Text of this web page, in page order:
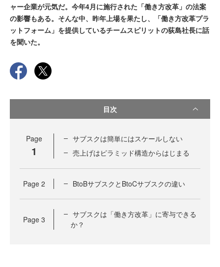
ャー企業が元気だ。今年4月に施行された「働き方改革」の法案
の影響もある。そんな中、昨年上場を果たし、「働き方改革プラ
ットフォーム」を提供しているチームスピリットの荻島社長に話
を聞いた。
目次
Page
1
サブスクは簡単にはスケールしない
売上げはピラミッド構造からはじまる
Page 2 BtoBサブスクとBtoCサブスクの違い
Page 3
サブスクは「働き方改革」に寄与できる
か？